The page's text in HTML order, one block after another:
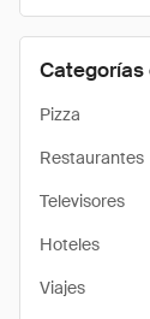
Pizza
Restaurantes
Televisores
Hoteles
Viajes